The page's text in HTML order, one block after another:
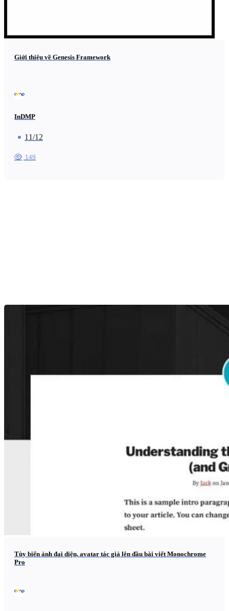
Giới thiệu về Genesis Framework
InDMP
11/12
149
Tùy biến ảnh đại diện, avatar tác giả lên đầu bài viết Monochrome
Pro